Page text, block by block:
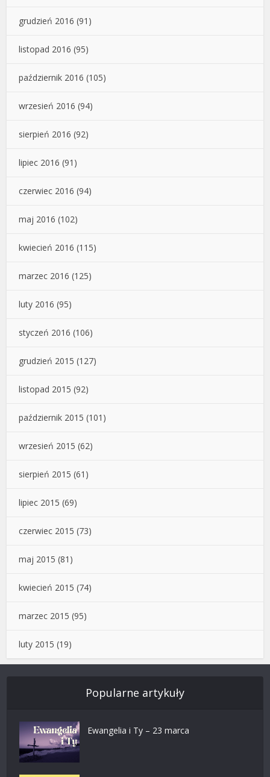
grudzień 2016 (91)
listopad 2016 (95)
październik 2016 (105)
wrzesień 2016 (94)
sierpień 2016 (92)
lipiec 2016 (91)
czerwiec 2016 (94)
maj 2016 (102)
kwiecień 2016 (115)
marzec 2016 (125)
luty 2016 (95)
styczeń 2016 (106)
grudzień 2015 (127)
listopad 2015 (92)
październik 2015 (101)
wrzesień 2015 (62)
sierpień 2015 (61)
lipiec 2015 (69)
czerwiec 2015 (73)
maj 2015 (81)
kwiecień 2015 (74)
marzec 2015 (95)
luty 2015 (19)
Popularne artykuły
Ewangelia i Ty – 23 marca